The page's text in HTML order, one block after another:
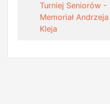
Turniej Seniorów -
Memoriał Andrzeja
Kleja